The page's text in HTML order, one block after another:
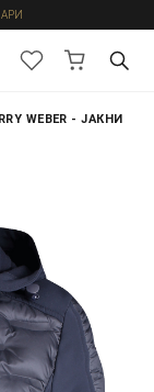
WEBER - ЈАКНИ